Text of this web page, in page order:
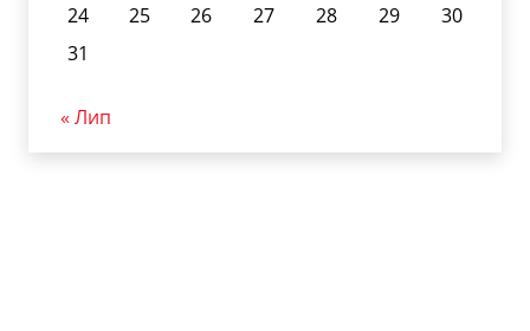
24
25 26 27 28 29
30
31
« Лип